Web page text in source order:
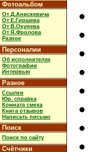
Фотоальбом
От Д.Анискевича
От Е.Гиршева
От В.Окунева
От Я.Фролова
Разное
Персоналии
Об исполнителях
Фотографии
Интервью
Разное
Ссылки
Юр. справка
Комната смеха
Книга отзывов
Написать письмо
Поиск
Поиск по сайту
Счётчики